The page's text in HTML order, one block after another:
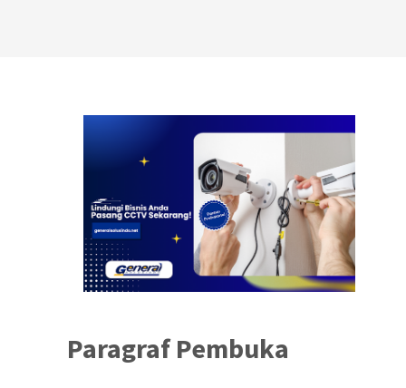
Paragraf Pembuka